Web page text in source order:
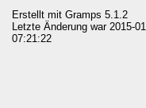
Erstellt mit Gramps 5.1.2
Letzte Änderung war 2015-
07:21:22